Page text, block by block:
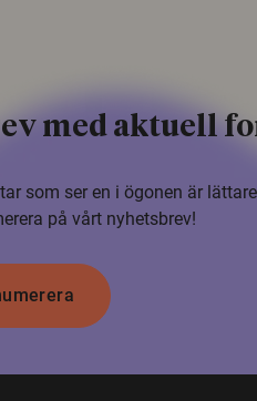
med aktuell
som ser en i ögonen är
på vårt nyhetsbrev!